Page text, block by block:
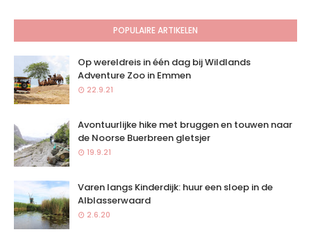
POPULAIRE ARTIKELEN
Op wereldreis in één dag bij Wildlands
Adventure Zoo in Emmen
22.9.21
Avontuurlijke hike met bruggen en touwen naar
de Noorse Buerbreen gletsjer
19.9.21
Varen langs Kinderdijk: huur een sloep in de
Alblasserwaard
2.6.20